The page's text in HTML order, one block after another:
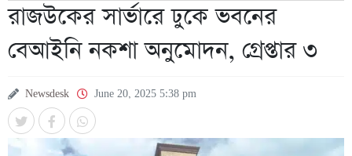
রাজউকের সার্ভারে ঢুকে ভবনের
বেআইনি নকশা অনুমোদন, গ্রেপ্তার ৩
Newsdesk June 20, 2025 5:38 pm